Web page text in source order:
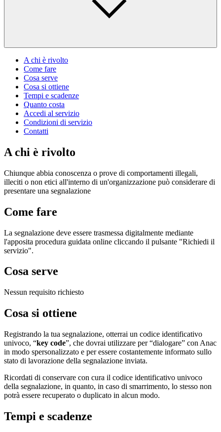
A chi è rivolto
Come fare
Cosa serve
Cosa si ottiene
Tempi e scadenze
Quanto costa
Accedi al servizio
Condizioni di servizio
Contatti
A chi è rivolto
Chiunque abbia conoscenza o prove di comportamenti illegali,
illeciti o non etici all'interno di un'organizzazione può considerare di
presentare una segnalazione
Come fare
La segnalazione deve essere trasmessa digitalmente mediante
l'apposita procedura guidata online cliccando il pulsante "Richiedi il
servizio".
Cosa serve
Nessun requisito richiesto
Cosa si ottiene
Registrando la tua segnalazione, otterrai un codice identificativo
univoco, “key code”, che dovrai utilizzare per “dialogare” con Anac
in modo spersonalizzato e per essere costantemente informato sullo
stato di lavorazione della segnalazione inviata.
Ricordati di conservare con cura il codice identificativo univoco
della segnalazione, in quanto, in caso di smarrimento, lo stesso non
potrà essere recuperato o duplicato in alcun modo.
Tempi e scadenze